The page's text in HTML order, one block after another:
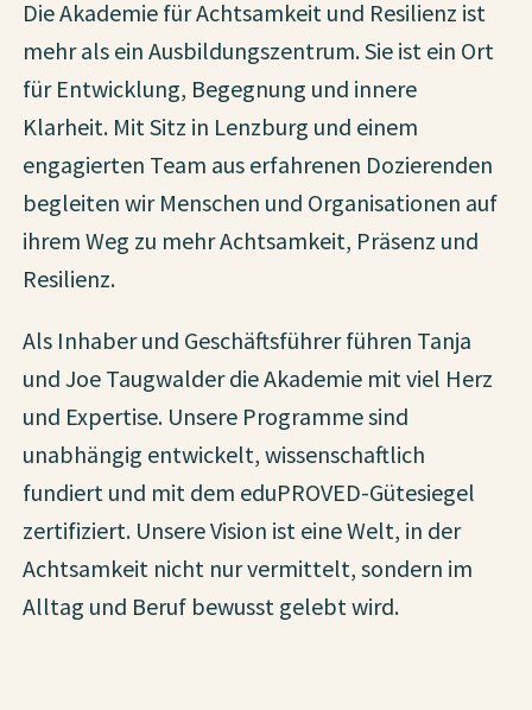
Die Akademie für Achtsamkeit und Resilienz ist
mehr als ein Ausbildungszentrum. Sie ist ein Ort
für Entwicklung, Begegnung und innere
Klarheit. Mit Sitz in Lenzburg und einem
engagierten Team aus erfahrenen Dozierenden
begleiten wir Menschen und Organisationen auf
ihrem Weg zu mehr Achtsamkeit, Präsenz und
Resilienz.
Als Inhaber und Geschäftsführer führen Tanja
und Joe Taugwalder die Akademie mit viel Herz
und Expertise. Unsere Programme sind
unabhängig entwickelt, wissenschaftlich
fundiert und mit dem eduPROVED-Gütesiegel
zertifiziert. Unsere Vision ist eine Welt, in der
Achtsamkeit nicht nur vermittelt, sondern im
Alltag und Beruf bewusst gelebt wird.